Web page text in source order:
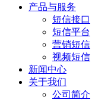
产品与服务
短信接口
短信平台
营销短信
视频短信
新闻中心
关于我们
公司简介